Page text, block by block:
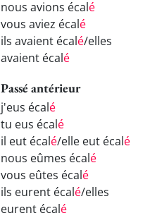
nous avions écalé
vous aviez écalé
ils avaient écalé/elles
avaient écalé
Passé antérieur
j'eus écalé
tu eus écalé
il eut écalé/elle eut écalé
nous eûmes écalé
vous eûtes écalé
ils eurent écalé/elles
eurent écalé